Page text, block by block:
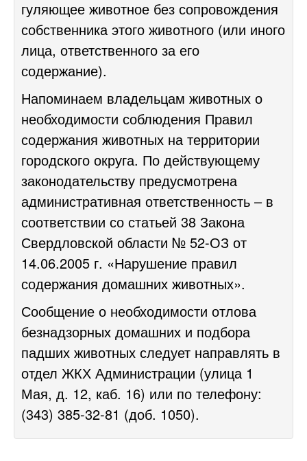
гуляющее животное без сопровождения
собственника этого животного (или иного
лица, ответственного за его
содержание).
Напоминаем владельцам животных о
необходимости соблюдения Правил
содержания животных на территории
городского округа. По действующему
законодательству предусмотрена
административная ответственность – в
соответствии со статьей 38 Закона
Свердловской области № 52-ОЗ от
14.06.2005 г. «Нарушение правил
содержания домашних животных».
Сообщение о необходимости отлова
безнадзорных домашних и подбора
падших животных следует направлять в
отдел ЖКХ Администрации (улица 1
Мая, д. 12, каб. 16) или по телефону:
(343) 385-32-81 (доб. 1050).